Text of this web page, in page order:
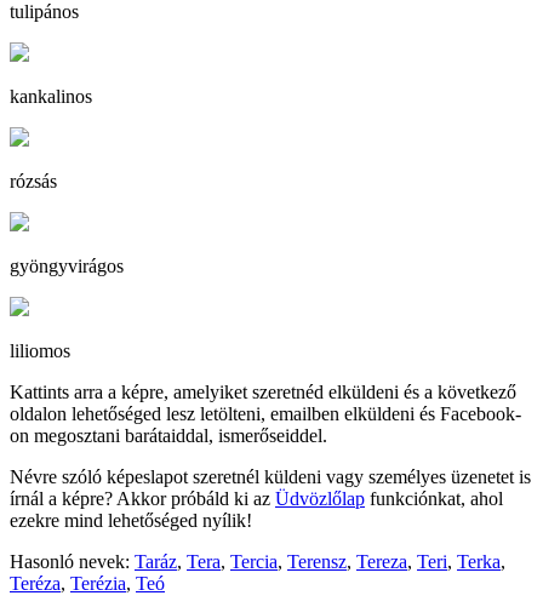
tulipános
kankalinos
rózsás
gyöngyvirágos
liliomos
Kattints arra a képre, amelyiket szeretnéd elküldeni és a következő
oldalon lehetőséged lesz letölteni, emailben elküldeni és Facebook-
on megosztani barátaiddal, ismerőseiddel.
Névre szóló képeslapot szeretnél küldeni vagy személyes üzenetet is
írnál a képre? Akkor próbáld ki az Üdvözlőlap funkciónkat, ahol
ezekre mind lehetőséged nyílik!
Hasonló nevek: Taráz, Tera, Tercia, Terensz, Tereza, Teri, Terka,
Teréza, Terézia, Teó